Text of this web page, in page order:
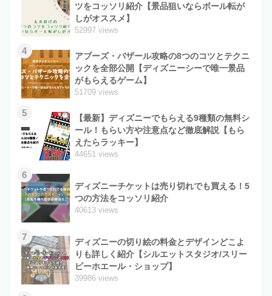
ツをコッソリ紹介【景品狙いならボール転が
しがオススメ】
52997 views
4
アブーズ・バザール攻略の8つのコツとテクニ
ックを全部公開【ディズニーシーで唯一景品
がもらえるゲーム】
51709 views
5
【最新】ディズニーでもらえる9種類の無料シ
ール！もらい方や注意点など徹底解説【もら
えたらラッキー】
44651 views
6
ディズニーチケットは売り切れでも買える！5
つの方法をコッソリ紹介
40613 views
7
ディズニーの切り絵の料金とデザインどこよ
りも詳しく紹介【シルエットスタジオ/スリー
ピーホエール・ショップ】
39986 views